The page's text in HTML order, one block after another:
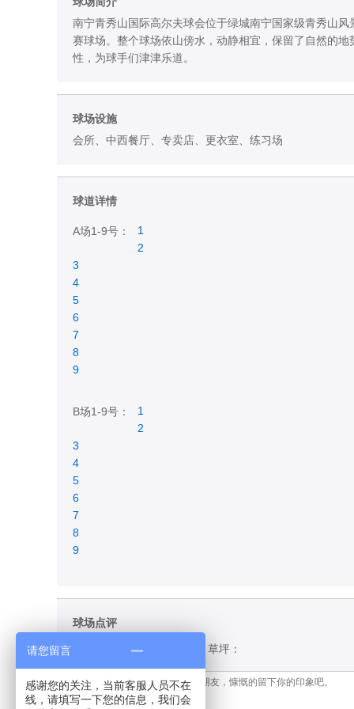
南宁青秀山国际高尔夫球会位于绿城南宁国家级青秀山
赛球场。整个球场依山傍水，动静相宜，保留了自然的
性，为球手们津津乐道。
球场设施
会所、中西餐厅、专卖店、更衣室、练习场
球道详情
A场1-9号：
1
2
3
4
5
6
7
8
9
B场1-9号：
1
2
3
4
5
6
7
8
9
球场点评
设施： 草坪：
请您留言
感谢您的关注，当前客服人员不在
线，请填写一下您的信息，我们会